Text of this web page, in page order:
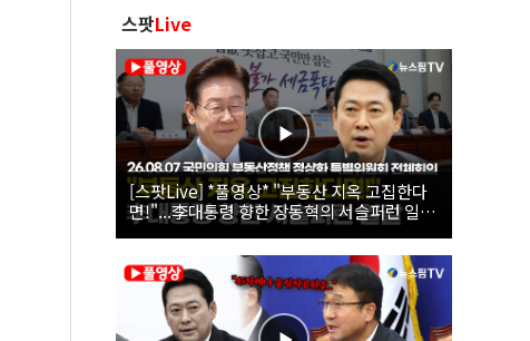
스팟Live
[스팟Live] *풀영상* "부동산 지옥 고집한다
면!"...李대통령 향한 장동혁의 서슬퍼런 일갈
| 26.08.07 국민의힘 부동산정책 정상화 특별
위원회 전체회의